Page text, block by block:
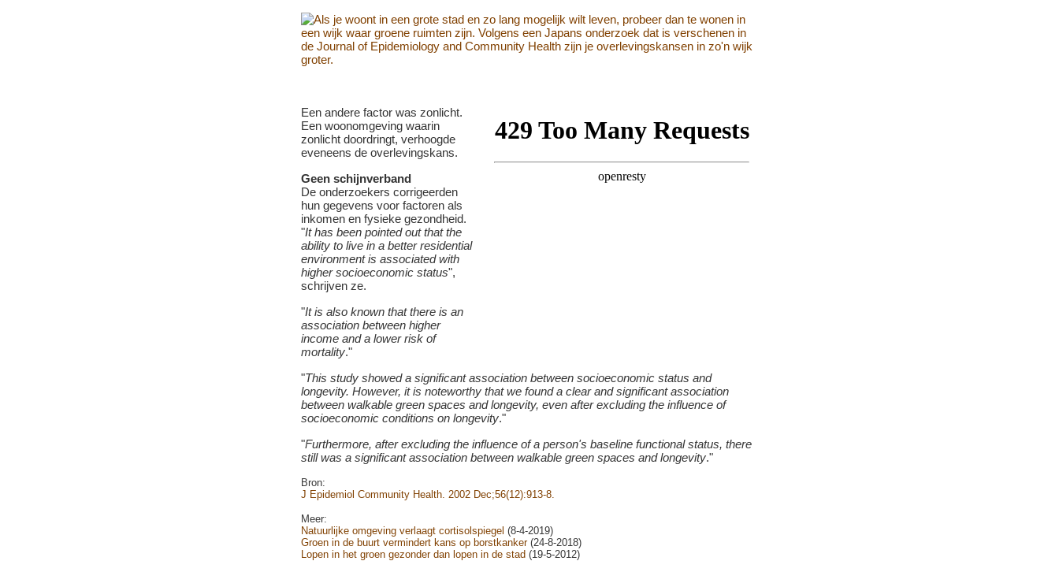
Een andere factor was zonlicht.
Een woonomgeving waarin
zonlicht doordringt, verhoogde
eveneens de overlevingskans.
Geen schijnverband
De onderzoekers corrigeerden
hun gegevens voor factoren als
inkomen en fysieke gezondheid.
"It has been pointed out that the
ability to live in a better residential
environment is associated with
higher socioeconomic status",
schrijven ze.
"It is also known that there is an
association between higher
income and a lower risk of
mortality."
"This study showed a significant association between socioeconomic status and
longevity. However, it is noteworthy that we found a clear and significant association
between walkable green spaces and longevity, even after excluding the influence of
socioeconomic conditions on longevity."
"Furthermore, after excluding the influence of a person's baseline functional status, there
still was a significant association between walkable green spaces and longevity."
Bron:
J Epidemiol Community Health. 2002 Dec;56(12):913-8.
Meer:
Natuurlijke omgeving verlaagt cortisolspiegel (8-4-2019)
Groen in de buurt vermindert kans op borstkanker(24-8-2018)
Lopen in het groen gezonder dan lopen in de stad (19-5-2012)